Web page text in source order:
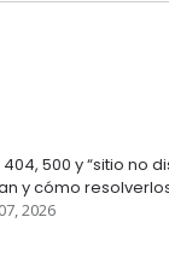
500 y “sitio no
y cómo
2026